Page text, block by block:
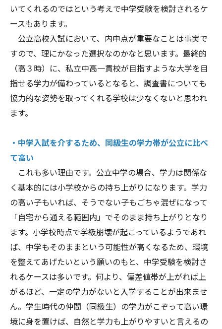
いてくれるのではという考えで中学受験を検討されるケ
ースもあります。
公立高校入試において、内申点が重要なことは事実で
すので、理にかなった選択なのかなと思います。最終的
（高３時）に、私立中高一貫校が目指すような大学を目
指せる学力が備わっているとなると、調査書についても
協力的な姿勢を取ってくれる学校は少なくないと思われ
ます。
・中学入試を介するため、同級生の学力帯が公立に比べ
て高い
これも多い理由です。公立中学の場合、学力は関係な
く基本的には小学校からの持ち上がりになります。学力
の高い子もいれば、そうでない子もごちゃ混ぜになって
「自宅から通える範囲内」でそのまま持ち上がりとなり
ます。小学校時点で学級崩壊が起こっているようであれ
ば、中学もそのままという可能性が高くなるため、環境
を整えてあげたいという願いのもと、中学受験を検討さ
れるケースは多いです。何より、偏差値帯が上がれば上
がるほど、一定の学力がないと入学することが出来ませ
ん。学生時代の仲間（同級生）の学力がこぞって高い環
境に身を置けば、自然と学力も上がりやすいと言えるの